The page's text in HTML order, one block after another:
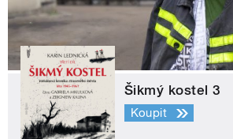
Šikmý kostel 3
Koupit